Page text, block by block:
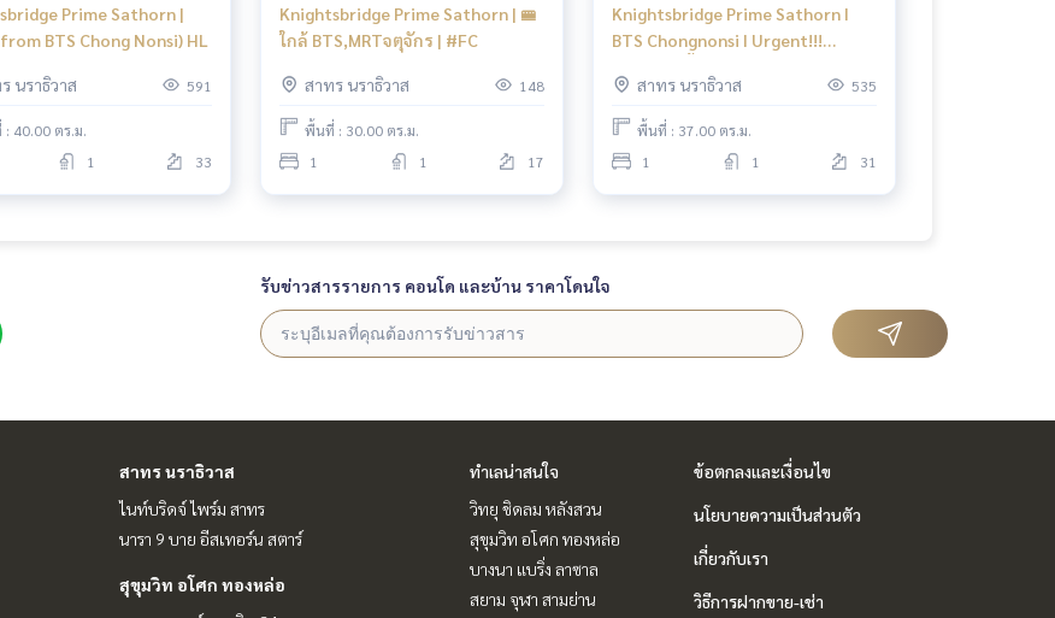
Prime Sathorn |
BTS Chong Nonsi) HL
นราธิวาส 591
40.00 ตร.ม.
1 33
Knightsbridge Prime Sathorn | 🚝
ใกล้ BTS,MRTจตุจักร | #FC
สาทร นราธิวาส 148
พื้นที่ : 30.00 ตร.ม.
1
1 17
Knightsbridge Prime Sathorn I
BTS Chongnonsi I Urgent!!!
สวย I #N
สาทร นราธิวาส 535
พื้นที่ : 37.00 ตร.ม.
1
1 31
รับข่าวสารรายการ คอนโด และบ้าน ราคาโดนใจ
สาทร นราธิวาส
ไนท์บริดจ์ ไพร์ม สาทร
นารา 9 บาย อีสเทอร์น สตาร์
สุขุมวิท อโศก ทองหล่อ
ทำเลน่าสนใจ
วิทยุ ชิดลม หลังสวน
สุขุมวิท อโศก ทองหล่อ
บางนา แบริ่ง ลาซาล
สยาม จุฬา สามย่าน
ข้อตกลงและเงื่อนไข
นโยบายความเป็นส่วนตัว
เกี่ยวกับเรา
วิธีการฝากขาย-เช่า